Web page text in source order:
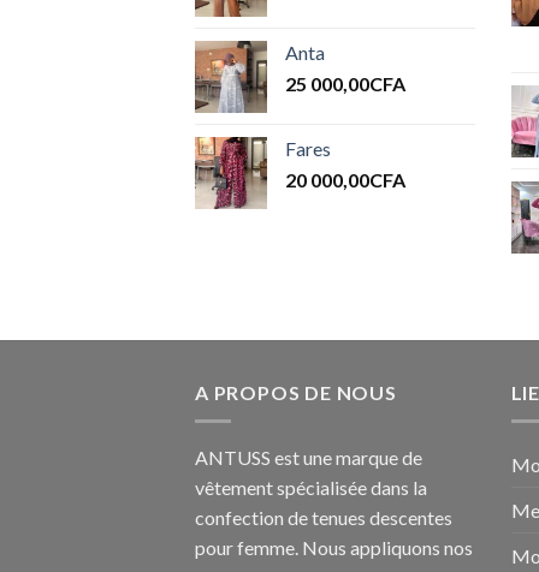
Anta
25 000,00CFA
Fares
20 000,00CFA
A PROPOS DE NOUS
ANTUSS est une marque de
vêtement spécialisée dans la
confection de tenues descentes
pour femme. Nous appliquons nos